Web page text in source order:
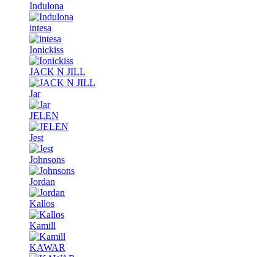
Indulona
intesa
Ionickiss
JACK N JILL
Jar
JELEN
Jest
Johnsons
Jordan
Kallos
Kamill
KAWAR